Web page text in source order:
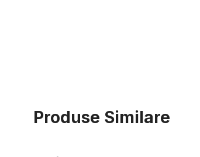
Produse Similare